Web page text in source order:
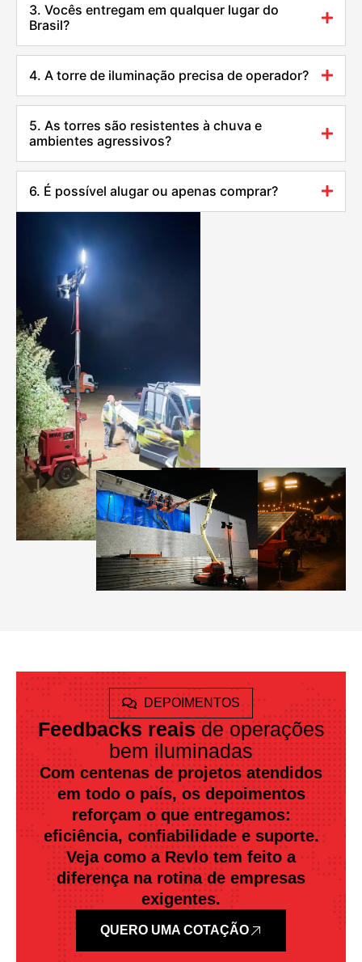
3. Vocês entregam em qualquer lugar do
Brasil?
4. A torre de iluminação precisa de operador?
5. As torres são resistentes à chuva e
ambientes agressivos?
6. É possível alugar ou apenas comprar?
DEPOIMENTOS
Feedbacks reaisde operações
bem iluminadas
Com centenas de projetos atendidos
em todo o país, os depoimentos
reforçam o que entregamos:
eficiência, confiabilidade e suporte.
Veja como a Revlo tem feito a
diferença na rotina de empresas
exigentes.
QUERO UMA COTAÇÃO